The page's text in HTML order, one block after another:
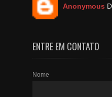
Anonymous
ENTRE EM CONTATO
Nome